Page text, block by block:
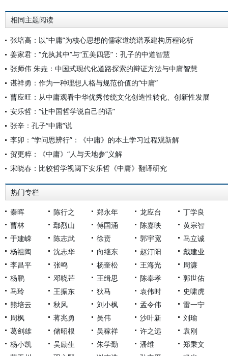
相同主题阅读
张培高：以“中庸”为核心思想的儒家道统谱系建构历程论析
姜家君：“允执其中”与“五美四恶”：孔子的中道智慧
张师伟 朱垚：中国式现代化道路探索的辩证方法与中庸智慧
谌祥勇：作为一种理想人格与规范价值的“中庸”
曹应旺：从中庸观看中华优秀传统文化创造性转化、创新性发展
安乐哲：“让中国哲学说自己的话”
张辛：孔子“中庸”说
李卯：“学问思辨行”：《中庸》的本土学习过程观新解
贺更粹：《中庸》“人与天地参”义解
宋晓春：比较哲学视阈下安乐哲《中庸》翻译研究
热门专栏
秦晖 陈行之 郑永年 龙应台
丁学良
曹林
鄢烈山 傅国涌 陈嘉映
黄宗智
于建嵘
陈志武 徐贲 郭宇宽
马立诚
杨祖陶
沈志华 向继东 赵汀阳
戴建业
李昌平
张鸣 杨奎松 王海光
周濂
杨鹏
邓晓芒 王缉思 陈奉孝
郭世佑
马玲
王振东 狄马 袁伟时
史啸虎
熊培云
秋风 刘小枫 孟令伟
雷一宁
周枫
蒋兆勇 吴伟 沙叶新
刘瑜
葛剑雄
储昭根 吴稼祥 许之远
袁刚
杨小凯
吴励生 朱学勤 潘维
郑秉文